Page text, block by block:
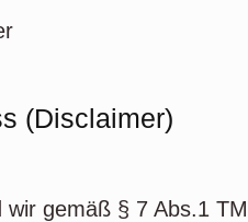
(Disclaimer)
wir gemäß § 7 Abs.1